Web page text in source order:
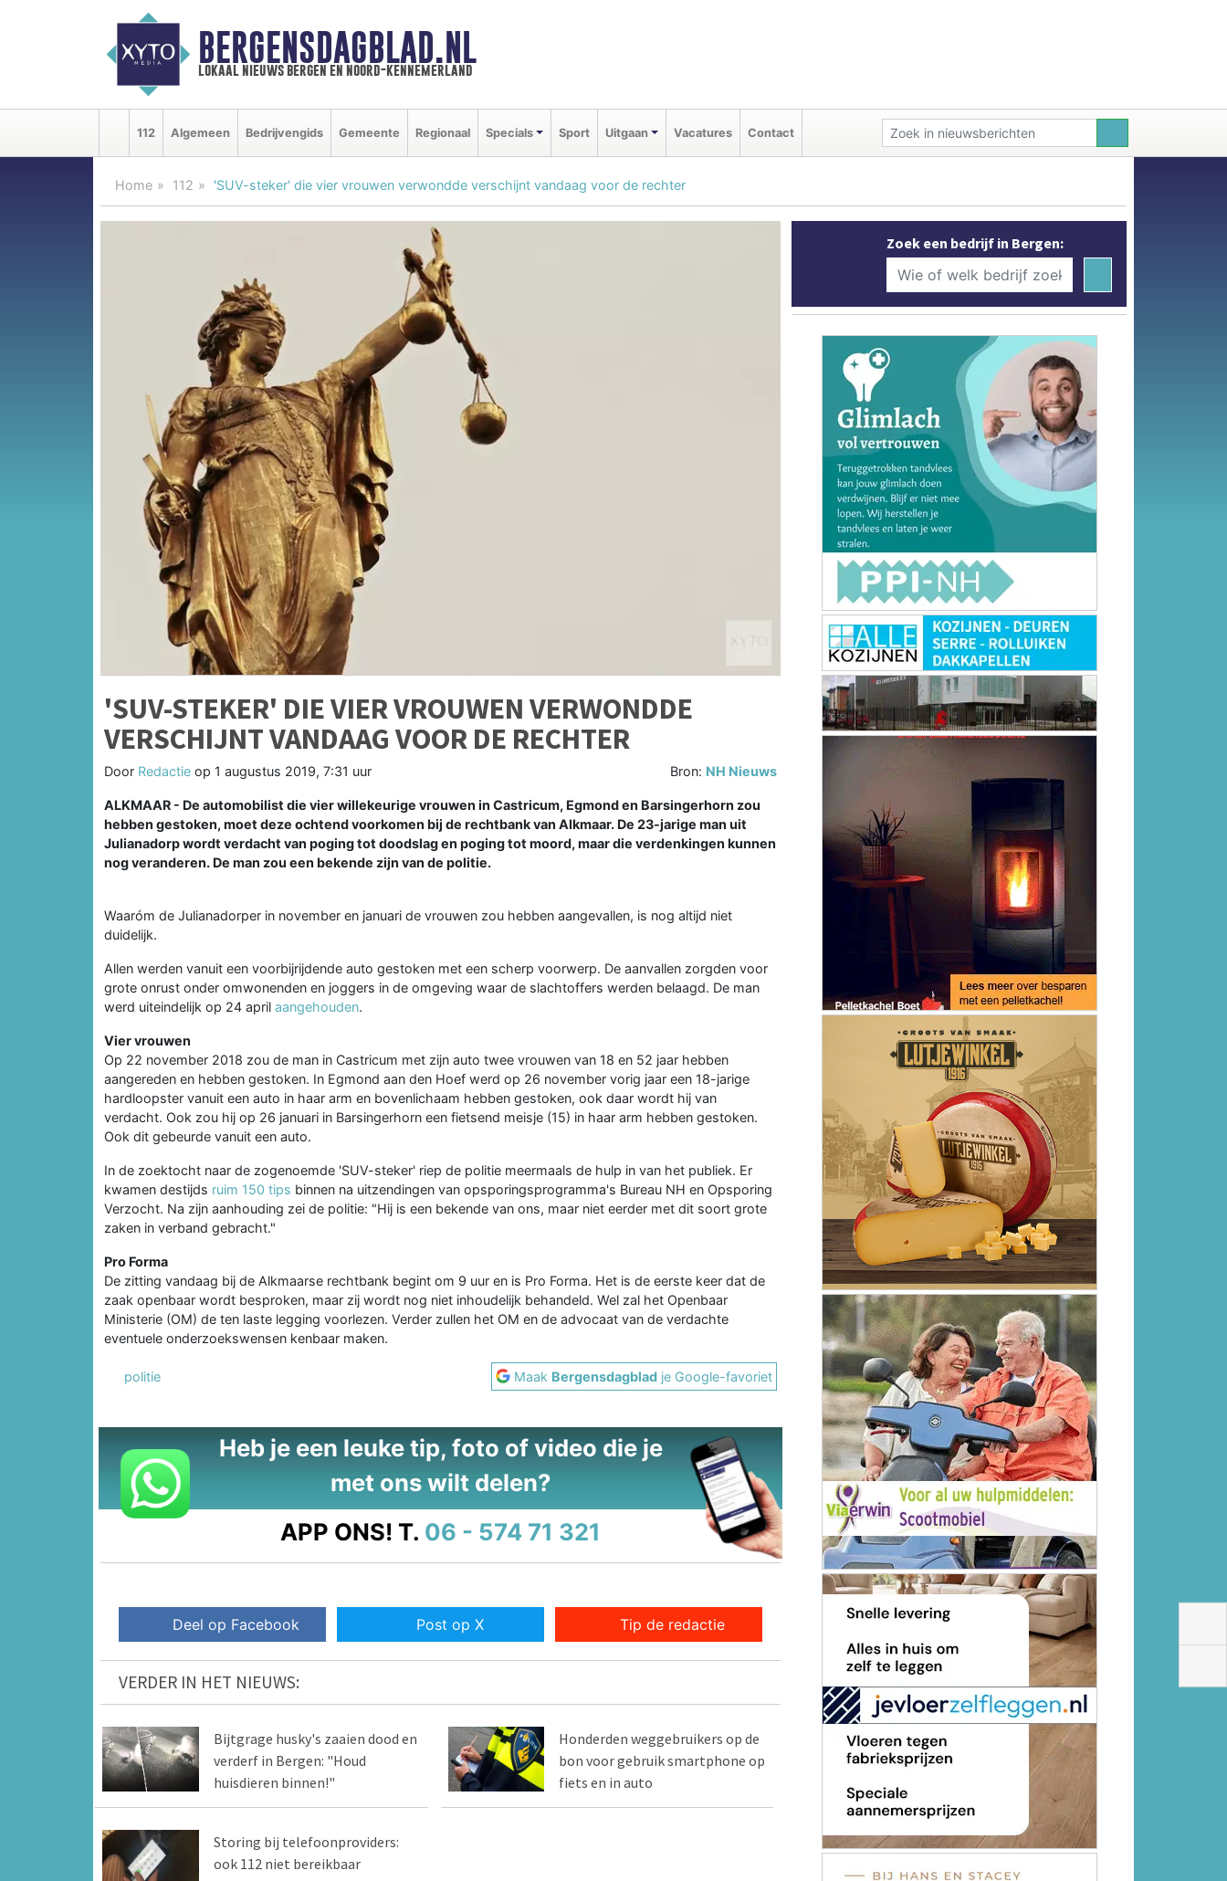
BERGENSDAGBLAD.NL
lokaal nieuws bergen en noord-kennemerland
112 Algemeen Bedrijvengids Gemeente Regionaal Specials Sport Uitgaan Vacatures Contact
Home 112 'SUV-steker' die vier vrouwen verwondde verschijnt vandaag voor de rechter
'SUV-STEKER' DIE VIER VROUWEN VERWONDDE
VERSCHIJNT VANDAAG VOOR DE RECHTER
Door Redactie op 1 augustus 2019, 7:31 uur Bron: NH Nieuws
ALKMAAR - De automobilist die vier willekeurige vrouwen in Castricum, Egmond en Barsingerhorn zou
hebben gestoken, moet deze ochtend voorkomen bij de rechtbank van Alkmaar. De 23-jarige man uit
Julianadorp wordt verdacht van poging tot doodslag en poging tot moord, maar die verdenkingen kunnen
nog veranderen. De man zou een bekende zijn van de politie.
Waaróm de Julianadorper in november en januari de vrouwen zou hebben aangevallen, is nog altijd niet
duidelijk.
Allen werden vanuit een voorbijrijdende auto gestoken met een scherp voorwerp. De aanvallen zorgden voor
grote onrust onder omwonenden en joggers in de omgeving waar de slachtoffers werden belaagd. De man
werd uiteindelijk op 24 april aangehouden.
Vier vrouwen
Op 22 november 2018 zou de man in Castricum met zijn auto twee vrouwen van 18 en 52 jaar hebben
aangereden en hebben gestoken. In Egmond aan den Hoef werd op 26 november vorig jaar een 18-jarige
hardloopster vanuit een auto in haar arm en bovenlichaam hebben gestoken, ook daar wordt hij van
verdacht. Ook zou hij op 26 januari in Barsingerhorn een fietsend meisje (15) in haar arm hebben gestoken.
Ook dit gebeurde vanuit een auto.
In de zoektocht naar de zogenoemde 'SUV-steker' riep de politie meermaals de hulp in van het publiek. Er
kwamen destijds ruim 150 tips binnen na uitzendingen van opsporingsprogramma's Bureau NH en Opsporing
Verzocht. Na zijn aanhouding zei de politie: "Hij is een bekende van ons, maar niet eerder met dit soort grote
zaken in verband gebracht."
Pro Forma
De zitting vandaag bij de Alkmaarse rechtbank begint om 9 uur en is Pro Forma. Het is de eerste keer dat de
zaak openbaar wordt besproken, maar zij wordt nog niet inhoudelijk behandeld. Wel zal het Openbaar
Ministerie (OM) de ten laste legging voorlezen. Verder zullen het OM en de advocaat van de verdachte
eventuele onderzoekswensen kenbaar maken.
politie Maak Bergensdagblad je Google-favoriet
Heb je een leuke tip, foto of video die je
met ons wilt delen?
APP ONS! T. 06 - 574 71 321
Deel op Facebook Post op X Tip de redactie
VERDER IN HET NIEUWS:
Bijtgrage husky's zaaien dood en
verderf in Bergen: "Houd
huisdieren binnen!"
Honderden weggebruikers op de
bon voor gebruik smartphone op
fiets en in auto
Storing bij telefoonproviders:
ook 112 niet bereikbaar
Zoek een bedrijf in Bergen: